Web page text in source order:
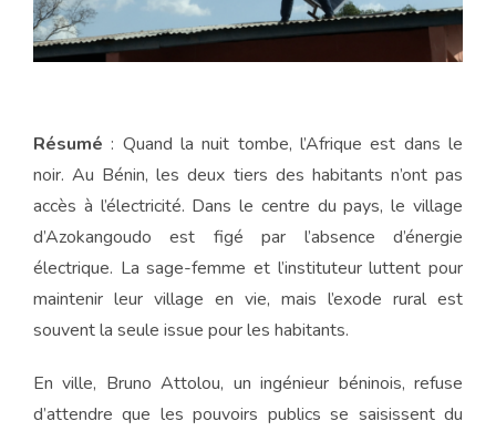
Résumé : Quand la nuit tombe, l’Afrique est dans le
noir. Au Bénin, les deux tiers des habitants n’ont pas
accès à l’électricité. Dans le centre du pays, le village
d’Azokangoudo est figé par l’absence d’énergie
électrique. La sage-femme et l’instituteur luttent pour
maintenir leur village en vie, mais l’exode rural est
souvent la seule issue pour les habitants.
En ville, Bruno Attolou, un ingénieur béninois, refuse
d’attendre que les pouvoirs publics se saisissent du